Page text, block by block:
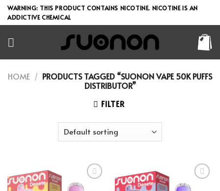
Skip
to
WARNING: THIS PRODUCT CONTAINS NICOTINE. NICOTINE IS AN
ADDICTIVE CHEMICAL
HOME / PRODUCTS TAGGED “SUONON VAPE 50K PUFFS
DISTRIBUTOR”
FILTER